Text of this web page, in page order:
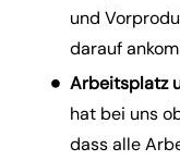
und
darauf
Arbeitsplatz
hat bei uns
dass alle